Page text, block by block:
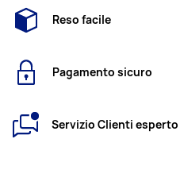
Reso facile
Pagamento sicuro
Servizio Clienti esperto